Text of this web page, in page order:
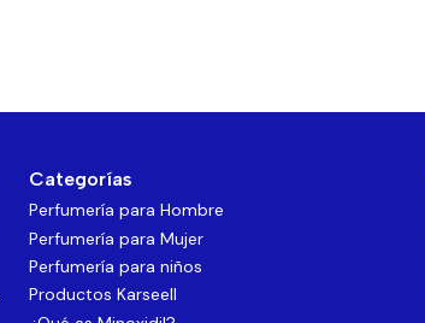
Categorías
Perfumería para Hombre
Perfumería para Mujer
Perfumería para niños
Productos Karseell